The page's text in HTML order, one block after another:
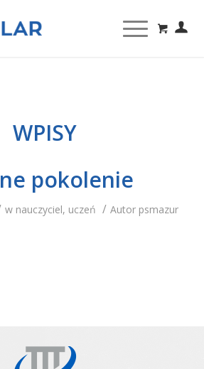
WPISY
pokolenie
w nauczyciel, uczeń / Autor psmazur